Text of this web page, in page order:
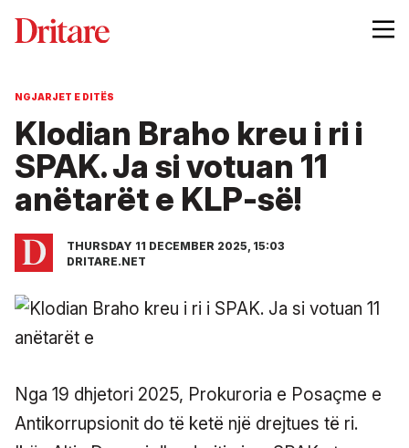
NGJARJET E DITËS
Klodian Braho kreu i ri i
SPAK. Ja si votuan 11
anëtarët e KLP-së!
THURSDAY 11 DECEMBER 2025, 15:03
DRITARE.NET
Nga 19 dhjetori 2025, Prokuroria e Posaçme e
Antikorrupsionit do të ketë një drejtues të ri.